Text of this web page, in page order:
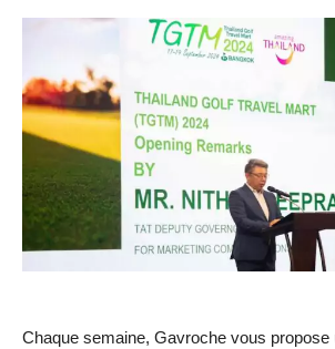
Chaque semaine, Gavroche vous propose